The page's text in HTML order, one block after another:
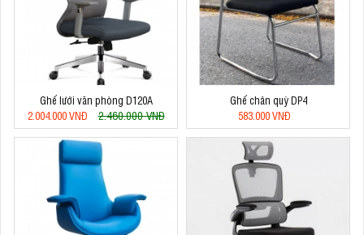
Ghế lưới văn phòng D120A
2.004.000 VNĐ
2.460.000 VNĐ
Ghế chân quỳ DP4
583.000 VNĐ